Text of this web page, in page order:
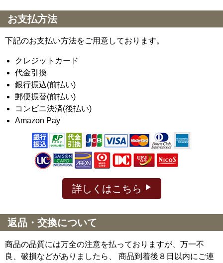
お支払方法
下記のお支払い方法をご用意しております。
クレジットカード
代金引換
銀行振込(前払い)
郵便振替(前払い)
コンビニ決済(後払い)
Amazon Pay
詳しくはこちら
返品・交換について
商品の品質には万全の注意を払っておりますが、万一不
良、破損などがありましたら、 商品到着後８日以内にご連